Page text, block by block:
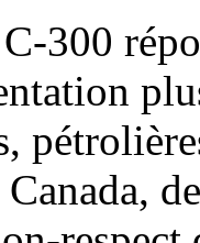
300
Canada,